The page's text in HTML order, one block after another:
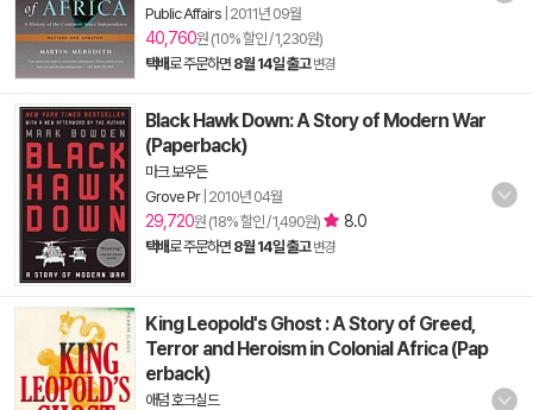
Public Affairs 2011년 09월
40,760원 (10% 할인 / 1,230원)
택배로 주문하면 8월 14일 출고 변경
Black Hawk Down: A Story of Modern War
(Paperback)
마크 보우든
Grove Pr 2010년 04월
29,720원 (18% 할인 / 1,490원) 8.0
택배로 주문하면 8월 14일 출고 변경
King Leopold's Ghost : A Story of Greed,
Terror and Heroism in Colonial Africa (Pap
erback)
애덤 호크실드